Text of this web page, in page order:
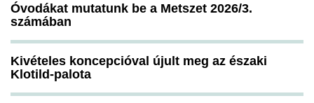
Óvodákat mutatunk be a Metszet 2026/3.
számában
Kivételes koncepcióval újult meg az északi
Klotild-palota